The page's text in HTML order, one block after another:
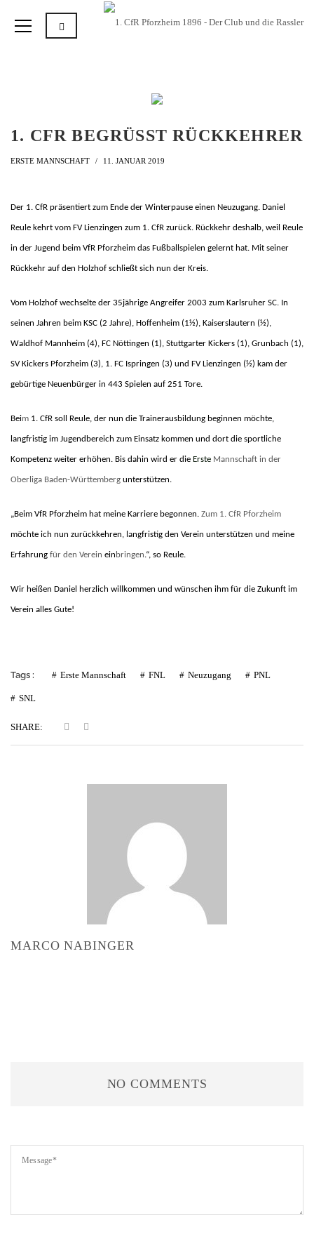
1. CFR BEGRÜSST RÜCKKEHRER
ERSTE MANNSCHAFT 11. JANUAR 2019
Der 1. CfR präsentiert zum Ende der Winterpause einen Neuzugang. Daniel
Reule kehrt vom FV Lienzingen zum 1. CfR zurück. Rückkehr deshalb, weil Reule
in der Jugend beim VfR Pforzheim das Fußballspielen gelernt hat. Mit seiner
Rückkehr auf den Holzhof schließt sich nun der Kreis.
Vom Holzhof wechselte der 35jährige Angreifer 2003 zum Karlsruher SC. In
seinen Jahren beim KSC (2 Jahre), Hoffenheim (1½), Kaiserslautern (½),
Waldhof Mannheim (4), FC Nöttingen (1), Stuttgarter Kickers (1), Grunbach (1),
SV Kickers Pforzheim (3), 1. FC Ispringen (3) und FV Lienzingen (½) kam der
gebürtige Neuenbürger in 443 Spielen auf 251 Tore.
Beim 1. CfR soll Reule, der nun die Trainerausbildung beginnen möchte,
langfristig im Jugendbereich zum Einsatz kommen und dort die sportliche
Kompetenz weiter erhöhen. Bis dahin wird er die Erste Mannschaft in der
Oberliga Baden-Württemberg unterstützen.
„Beim VfR Pforzheim hat meine Karriere begonnen. Zum 1. CfR Pforzheim
möchte ich nun zurückkehren, langfristig den Verein unterstützen und meine
Erfahrung für den Verein ein bringen.“, so Reule.
Wir heißen Daniel herzlich willkommen und wünschen ihm für die Zukunft im
Verein alles Gute!
Tags : Erste Mannschaft FNL Neuzugang PNL
SNL
SHARE:
MARCO NABINGER
NO COMMENTS